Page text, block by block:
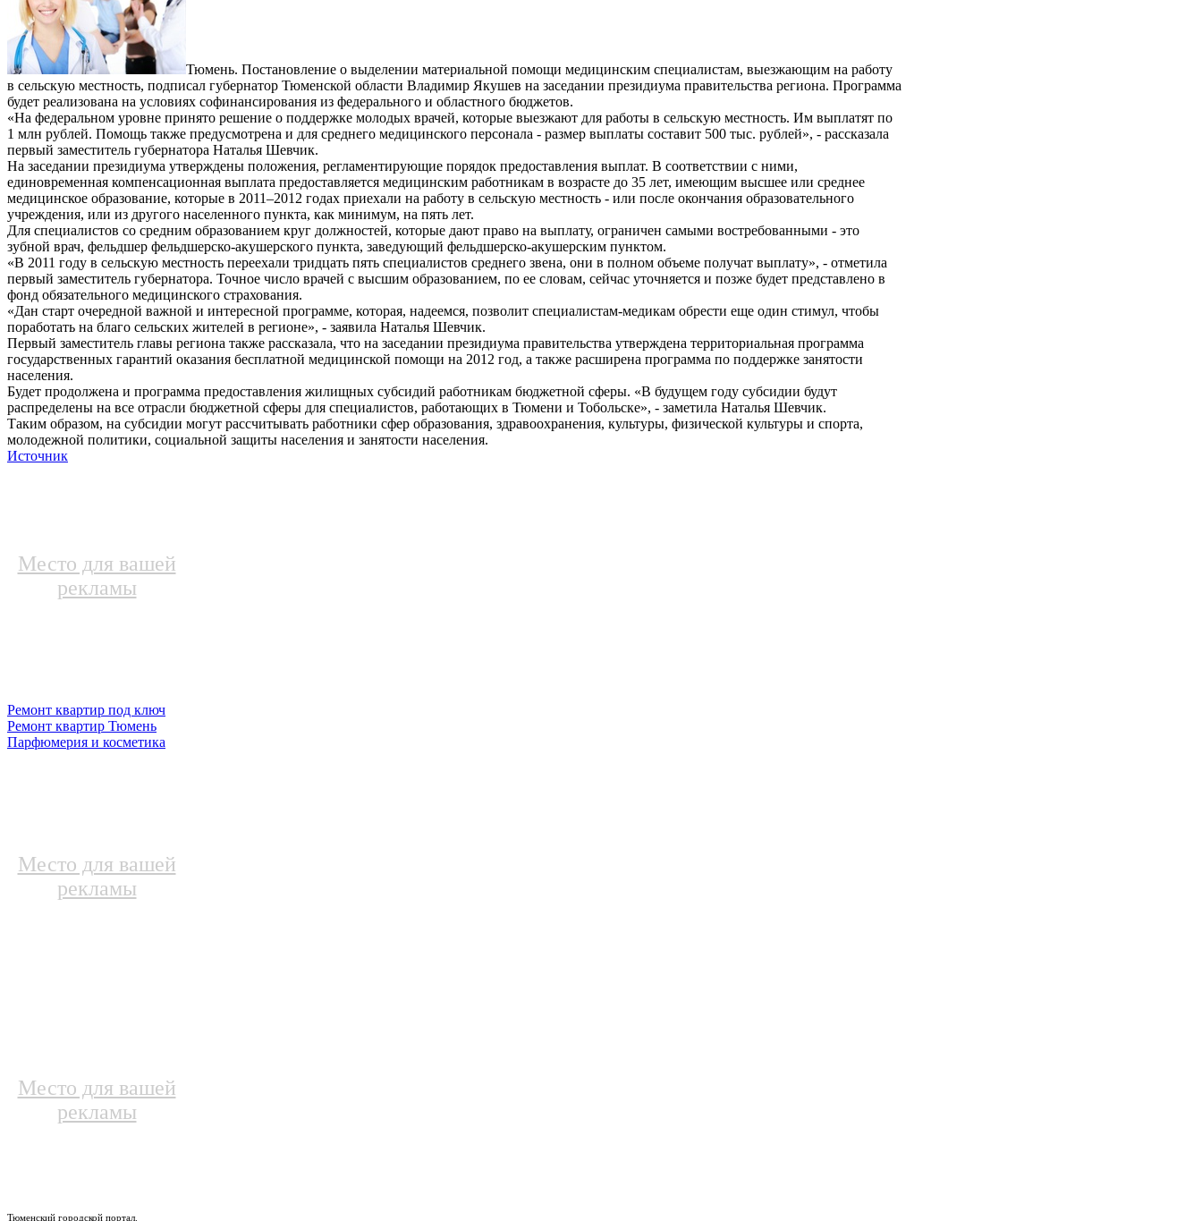
Тюмень. Постановление о выделении материальной помощи медицинским специалистам, выезжающим на работу
в сельскую местность, подписал губернатор Тюменской области Владимир Якушев на заседании президиума правительства региона. Программа
будет реализована на условиях софинансирования из федерального и областного бюджетов.
«На федеральном уровне принято решение о поддержке молодых врачей, которые выезжают для работы в сельскую местность. Им выплатят по
1 млн рублей. Помощь также предусмотрена и для среднего медицинского персонала - размер выплаты составит 500 тыс. рублей», - рассказала
первый заместитель губернатора Наталья Шевчик.
На заседании президиума утверждены положения, регламентирующие порядок предоставления выплат. В соответствии с ними,
единовременная компенсационная выплата предоставляется медицинским работникам в возрасте до 35 лет, имеющим высшее или среднее
медицинское образование, которые в 2011–2012 годах приехали на работу в сельскую местность - или после окончания образовательного
учреждения, или из другого населенного пункта, как минимум, на пять лет.
Для специалистов со средним образованием круг должностей, которые дают право на выплату, ограничен самыми востребованными - это
зубной врач, фельдшер фельдшерско-акушерского пункта, заведующий фельдшерско-акушерским пунктом.
«В 2011 году в сельскую местность переехали тридцать пять специалистов среднего звена, они в полном объеме получат выплату», - отметила
первый заместитель губернатора. Точное число врачей с высшим образованием, по ее словам, сейчас уточняется и позже будет представлено в
фонд обязательного медицинского страхования.
«Дан старт очередной важной и интересной программе, которая, надеемся, позволит специалистам-медикам обрести еще один стимул, чтобы
поработать на благо сельских жителей в регионе», - заявила Наталья Шевчик.
Первый заместитель главы региона также рассказала, что на заседании президиума правительства утверждена территориальная программа
государственных гарантий оказания бесплатной медицинской помощи на 2012 год, а также расширена программа по поддержке занятости
населения.
Будет продолжена и программа предоставления жилищных субсидий работникам бюджетной сферы. «В будущем году субсидии будут
распределены на все отрасли бюджетной сферы для специалистов, работающих в Тюмени и Тобольске», - заметила Наталья Шевчик.
Таким образом, на субсидии могут рассчитывать работники сфер образования, здравоохранения, культуры, физической культуры и спорта,
молодежной политики, социальной защиты населения и занятости населения.
Источник
Место для вашей
рекламы
Ремонт квартир под ключ
Ремонт квартир Тюмень
Парфюмерия и косметика
Место для вашей
рекламы
Место для вашей
рекламы
Тюменский городской портал.